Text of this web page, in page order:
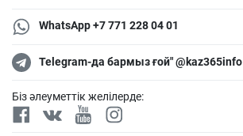
WhatsApp +7 771 228 04 01
Telegram-да бармыз ғой" @kaz365info
Біз әлеуметтік желілерде: